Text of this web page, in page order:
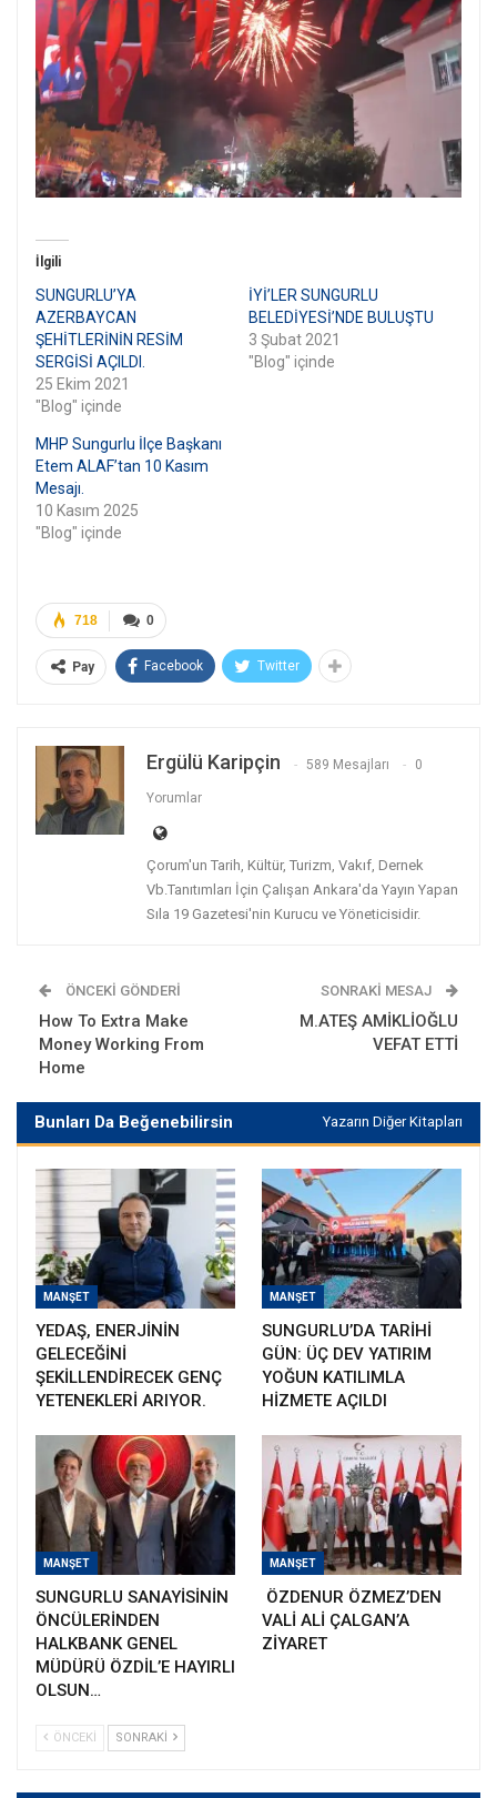
İlgili
SUNGURLU’YA
AZERBAYCAN
ŞEHİTLERİNİN RESİM
SERGİSİ AÇILDI.
25 Ekim 2021
"Blog" içinde
İYİ’LER SUNGURLU
BELEDİYESİ’NDE BULUŞTU
3 Şubat 2021
"Blog" içinde
MHP Sungurlu İlçe Başkanı
Etem ALAF’tan 10 Kasım
Mesajı.
10 Kasım 2025
"Blog" içinde
0
718
Pay Facebook Twitter
Ergülü Karipçin 589 Mesajları 0
Yorumlar
Çorum'un Tarih, Kültür, Turizm, Vakıf, Dernek
Vb.Tanıtımları İçin Çalışan Ankara'da Yayın Yapan
Sıla 19 Gazetesi'nin Kurucu ve Yöneticisidir.
ÖNCEKI GÖNDERI
How To Extra Make
Money Working From
Home
SONRAKI MESAJ
M.ATEŞ AMİKLİOĞLU
VEFAT ETTİ
Bunları Da Beğenebilirsin Yazarın Diğer Kitapları
MANŞET
YEDAŞ, ENERJİNİN
GELECEĞİNİ
ŞEKİLLENDİRECEK GENÇ
YETENEKLERİ ARIYOR.
MANŞET
SUNGURLU’DA TARİHİ
GÜN: ÜÇ DEV YATIRIM
YOĞUN KATILIMLA
HİZMETE AÇILDI
MANŞET
SUNGURLU SANAYİSİNİN
ÖNCÜLERİNDEN
HALKBANK GENEL
MÜDÜRÜ ÖZDİL’E HAYIRLI
OLSUN…
MANŞET
ÖZDENUR ÖZMEZ’DEN
VALİ ALİ ÇALGAN’A
ZİYARET
ÖNCEKI SONRAKI